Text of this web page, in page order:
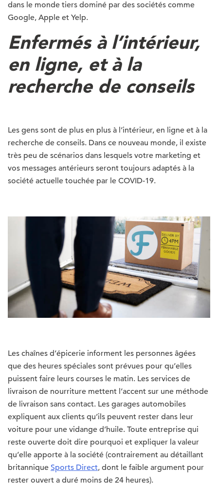
dans le monde tiers dominé par des sociétés comme
Google, Apple et Yelp.
Enfermés à l’intérieur,
en ligne, et à la
recherche de conseils
Les gens sont de plus en plus à l’intérieur, en ligne et à la
recherche de conseils. Dans ce nouveau monde, il existe
très peu de scénarios dans lesquels votre marketing et
vos messages antérieurs seront toujours adaptés à la
société actuelle touchée par le COVID-19.
Les chaînes d’épicerie informent les personnes âgées
que des heures spéciales sont prévues pour qu’elles
puissent faire leurs courses le matin. Les services de
livraison de nourriture mettent l’accent sur une méthode
de livraison sans contact. Les garages automobiles
expliquent aux clients qu’ils peuvent rester dans leur
voiture pour une vidange d’huile. Toute entreprise qui
reste ouverte doit dire pourquoi et expliquer la valeur
qu’elle apporte à la société (contrairement au détaillant
britannique Sports Direct, dont le faible argument pour
rester ouvert a duré moins de 24 heures).